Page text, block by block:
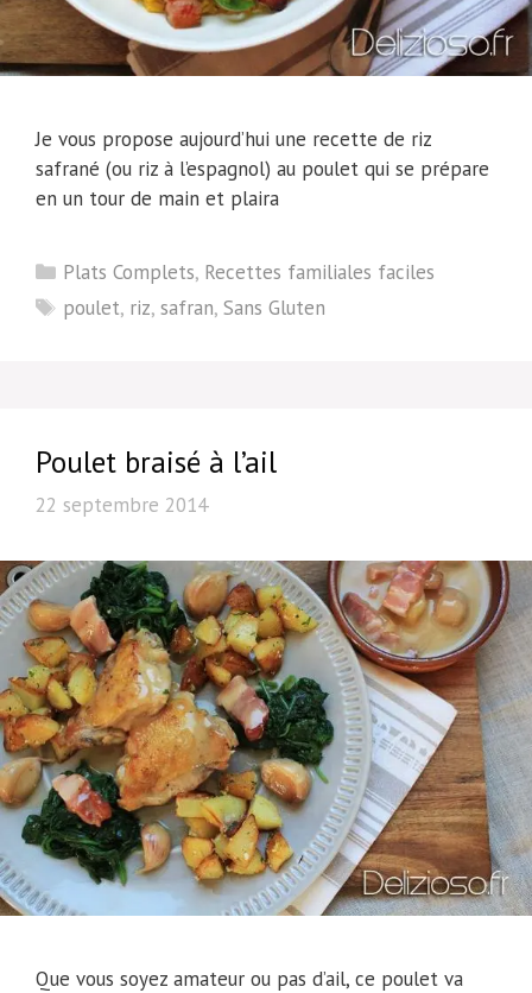
Je vous propose aujourd’hui une recette de riz
safrané (ou riz à l’espagnol) au poulet qui se prépare
en un tour de main et plaira
Catégories
Plats Complets, Recettes familiales faciles
Étiquettes
poulet, riz,safran,Sans Gluten
Poulet braisé à l’ail
22 septembre 2014
Que vous soyez amateur ou pas d’ail, ce poulet va